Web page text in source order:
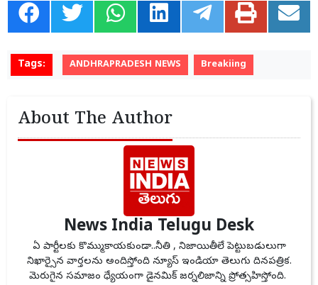
Tags: ANDHRAPRADESH NEWS Breakiing
About The Author
News India Telugu Desk
ఏ పార్టీలకు కొమ్ముకాయకుండా..నీతి , నిజాయితీలే పెట్టుబడులుగా
నిఖార్సైన వార్తలను అందిస్తోంది న్యూస్ ఇండియా తెలుగు దినపత్రిక.
మెరుగైన సమాజం ధ్యేయంగా డైనమిక్ జర్నలిజాన్ని ప్రోత్సహిస్తోంది.